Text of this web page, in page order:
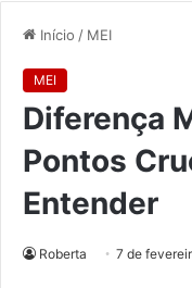
Início / MEI
MEI
Diferença
Pontos
Entender
Roberta 7 de